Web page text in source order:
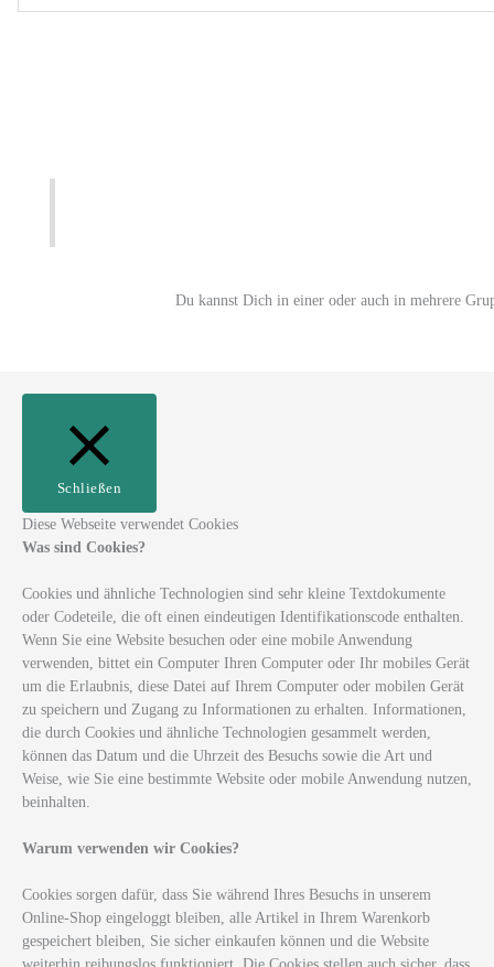
Du kannst Dich in einer oder auch in mehrere
Schließen
Diese Webseite verwendet Cookies
Was sind Cookies?
Cookies und ähnliche Technologien sind sehr kleine Textdokumente
oder Codeteile, die oft einen eindeutigen Identifikationscode enthalten.
Wenn Sie eine Website besuchen oder eine mobile Anwendung
verwenden, bittet ein Computer Ihren Computer oder Ihr mobiles Gerät
um die Erlaubnis, diese Datei auf Ihrem Computer oder mobilen Gerät
zu speichern und Zugang zu Informationen zu erhalten. Informationen,
die durch Cookies und ähnliche Technologien gesammelt werden,
können das Datum und die Uhrzeit des Besuchs sowie die Art und
Weise, wie Sie eine bestimmte Website oder mobile Anwendung nutzen,
beinhalten.
Warum verwenden wir Cookies?
Cookies sorgen dafür, dass Sie während Ihres Besuchs in unserem
Online-Shop eingeloggt bleiben, alle Artikel in Ihrem Warenkorb
gespeichert bleiben, Sie sicher einkaufen können und die Website